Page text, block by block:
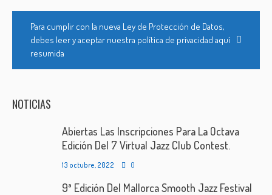
Para cumplir con la nueva Ley de Protección de Datos,
debes leer y aceptar nuestra política de privacidad aquí
resumida
NOTICIAS
Abiertas Las Inscripciones Para La Octava
Edición Del 7 Virtual Jazz Club Contest.
13 octubre, 2022 0
9ª Edición Del Mallorca Smooth Jazz Festival